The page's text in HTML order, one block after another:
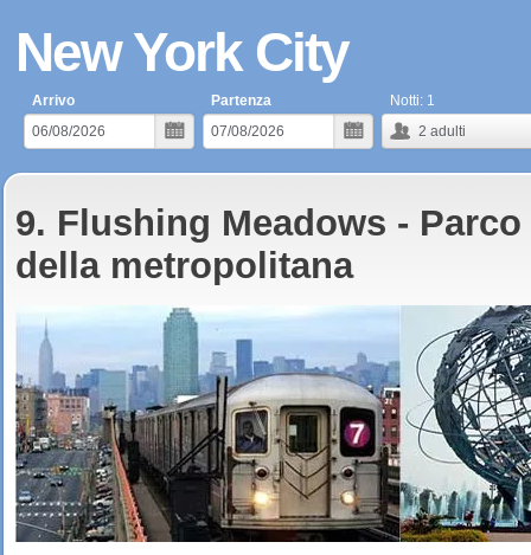
New York City
Arrivo
Partenza
2 adulti
Notti: 1
9. Flushing Meadows -
della metropolitana